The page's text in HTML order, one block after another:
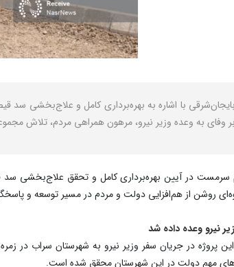
با اشاره به بهره‌برداری کامل و
وفای به وعده وزیر نیرو، مرهون همراهی مردم، تلاش
سرمست در آیین بهره‌برداری کامل و تحقق علاج‌بخشی سد
روشن از هم‌افزایی دولت و مردم در مسیر توسعه و
نیرو وعده داده شد
این پروژه در جریان سفر وزیر نیرو به شهرستان سراب در
مهم دولت در این شهرستان محقق شده است.